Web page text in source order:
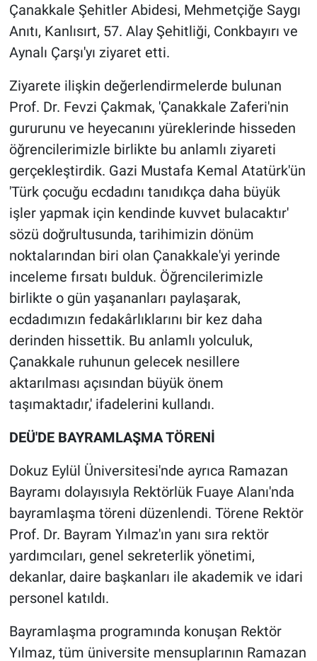
Çanakkale Şehitler Abidesi, Mehmetçiğe Saygı
Anıtı, Kanlısırt, 57. Alay Şehitliği, Conkbayırı ve
Aynalı Çarşı'yı ziyaret etti.
Ziyarete ilişkin değerlendirmelerde bulunan
Prof. Dr. Fevzi Çakmak, 'Çanakkale Zaferi'nin
gururunu ve heyecanını yüreklerinde hisseden
öğrencilerimizle birlikte bu anlamlı ziyareti
gerçekleştirdik. Gazi Mustafa Kemal Atatürk'ün
'Türk çocuğu ecdadını tanıdıkça daha büyük
işler yapmak için kendinde kuvvet bulacaktır'
sözü doğrultusunda, tarihimizin dönüm
noktalarından biri olan Çanakkale'yi yerinde
inceleme fırsatı bulduk. Öğrencilerimizle
birlikte o gün yaşananları paylaşarak,
ecdadımızın fedakârlıklarını bir kez daha
derinden hissettik. Bu anlamlı yolculuk,
Çanakkale ruhunun gelecek nesillere
aktarılması açısından büyük önem
taşımaktadır,' ifadelerini kullandı.
DEÜ'DE BAYRAMLAŞMA TÖRENİ
Dokuz Eylül Üniversitesi'nde ayrıca Ramazan
Bayramı dolayısıyla Rektörlük Fuaye Alanı'nda
bayramlaşma töreni düzenlendi. Törene Rektör
Prof. Dr. Bayram Yılmaz'ın yanı sıra rektör
yardımcıları, genel sekreterlik yönetimi,
dekanlar, daire başkanları ile akademik ve idari
personel katıldı.
Bayramlaşma programında konuşan Rektör
Yılmaz, tüm üniversite mensuplarının Ramazan